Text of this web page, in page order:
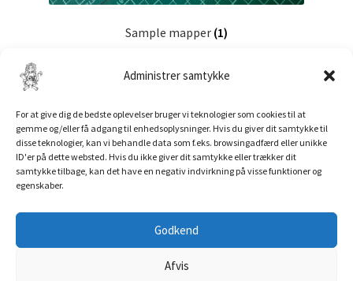
Administrer samtykke
For at give dig de bedste oplevelser bruger vi teknologier som cookies til at
gemme og/eller få adgang til enhedsoplysninger. Hvis du giver dit samtykke til
disse teknologier, kan vi behandle data som f.eks. browsingadfærd eller unikke
ID'er på dette websted. Hvis du ikke giver dit samtykke eller trækker dit
samtykke tilbage, kan det have en negativ indvirkning på visse funktioner og
egenskaber.
Godkend
Afvis
Sample mapper (1)
Privatlivspolitik
Troldeprint
salg@troldeprint.dk
93 87 65 38